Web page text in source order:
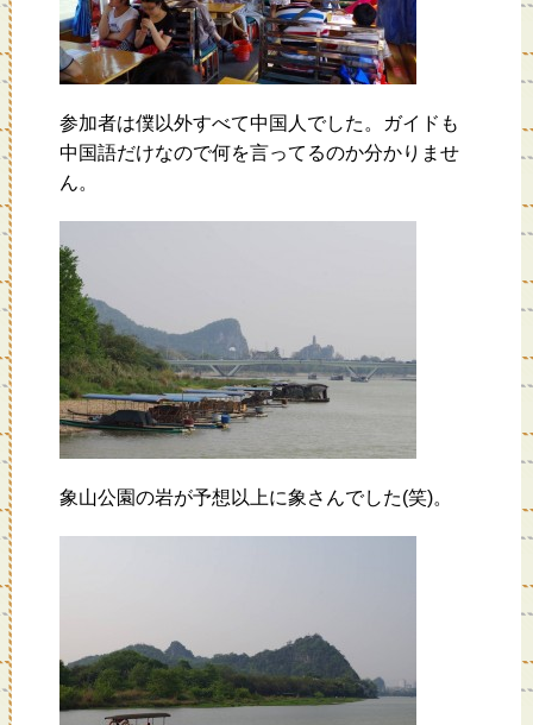
参加者は僕以外すべて中国人でした。ガイドも
中国語だけなので何を言ってるのか分かりませ
ん。
象山公園の岩が予想以上に象さんでした(笑)。